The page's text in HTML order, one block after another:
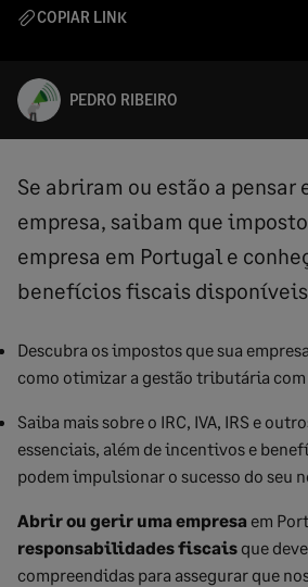
COPIAR LINK
PEDRO RIBEIRO
Se abriram ou estão a pensar
empresa, saibam que
empresa em Portugal e
benefícios fiscais
Descubra os impostos que sua
como otimizar a gestão tributária
Saiba mais sobre o IRC, IVA, IRS e
essenciais, além de incentivos e
podem impulsionar o sucesso do seu
Abrir ou gerir uma empresa em
responsabilidades fiscais que
compreendidas para assegurar que